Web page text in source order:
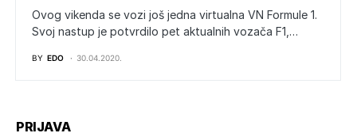
Ovog vikenda se vozi još jedna virtualna VN Formule 1.
Svoj nastup je potvrdilo pet aktualnih vozača F1,…
BY EDO 30.04.2020.
PRIJAVA